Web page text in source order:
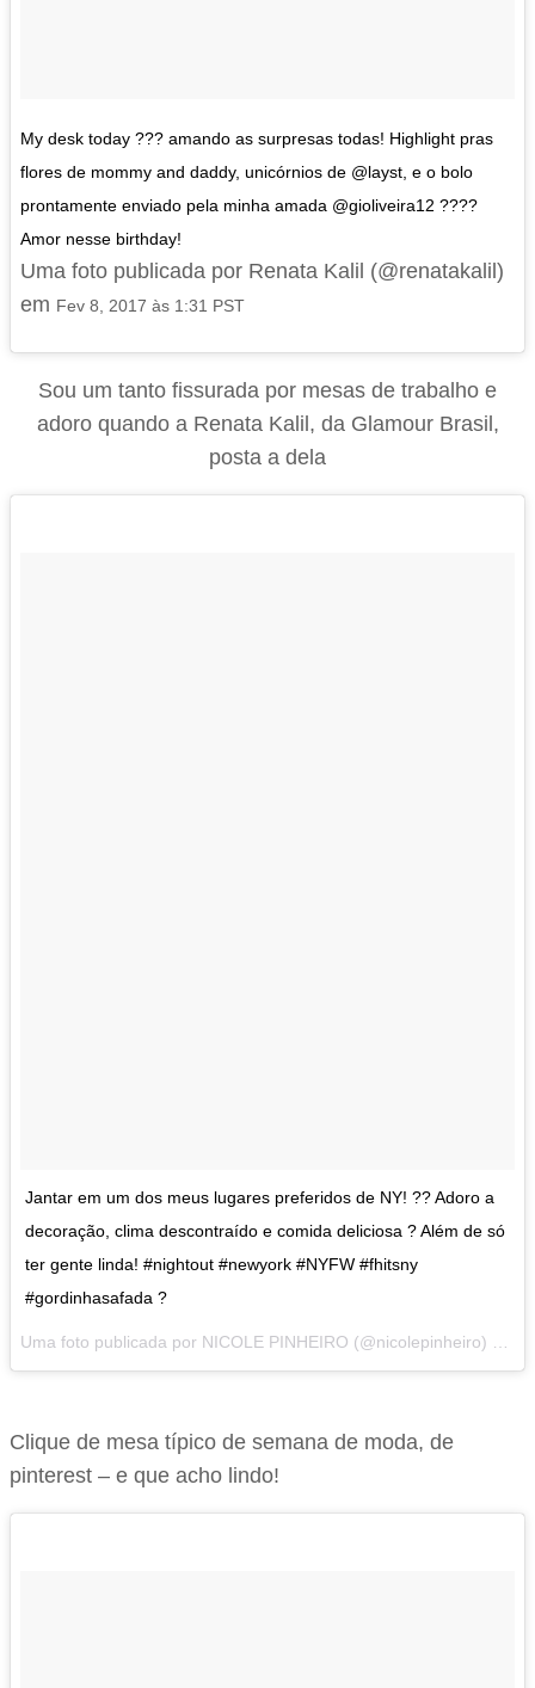
My desk today ??? amando as surpresas todas! Highlight pras
flores de mommy and daddy, unicórnios de @layst, e o bolo
prontamente enviado pela minha amada @gioliveira12 ????
Amor nesse birthday!
Uma foto publicada por Renata Kalil (@renatakalil)
em Fev 8, 2017 às 1:31 PST
Sou um tanto fissurada por mesas de trabalho e
adoro quando a Renata Kalil, da Glamour Brasil,
posta a dela
Jantar em um dos meus lugares preferidos de NY! ?? Adoro a
decoração, clima descontraído e comida deliciosa ? Além de só
ter gente linda! #nightout #newyork #NYFW #fhitsny
#gordinhasafada ?
Clique de mesa típico de semana de moda, de
pinterest – e que acho lindo!